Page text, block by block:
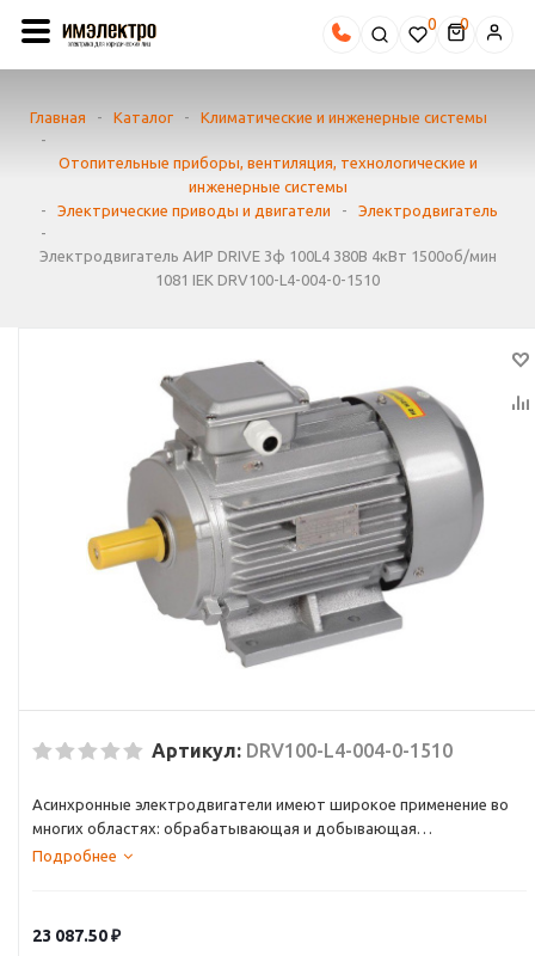
0
Главная - Каталог -
Климатические и инженерные системы
-
Отопительные приборы, вентиляция, технологические и
инженерные системы
-
Электрические приводы и двигатели -
Электродвигатель
-
Электродвигатель АИР DRIVE 3ф 100L4 380В 4кВт 1500об/мин
1081 IEK DRV100-L4-004-0-1510
Артикул: DRV100-L4-004-0-1510
Асинхронные электродвигатели имеют широкое применение во
многих областях: обрабатывающая и добывающая
промышленность, строительство и ЖКХ, энергетика и транспорт.
Подробнее
23 087.50₽